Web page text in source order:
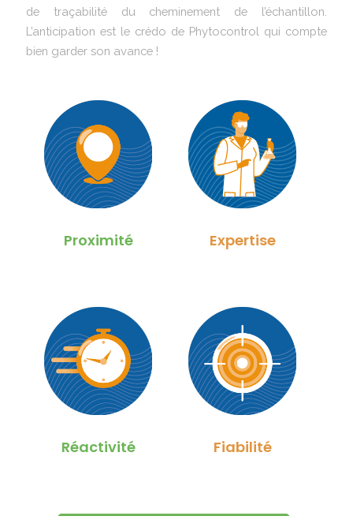
de traçabilité du cheminement de l’échantillon.
L’anticipation est le crédo de Phytocontrol qui compte
bien garder son avance !
Proximité Expertise
Réactivité Fiabilité